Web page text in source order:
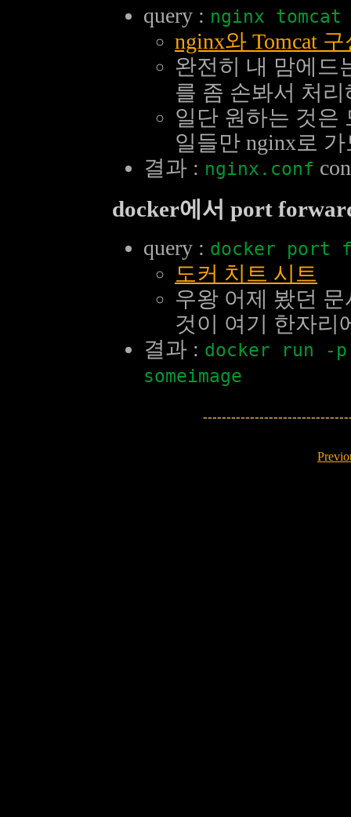
query : nginx tomcat
nginx와 Tomcat 구
완전히 내 맘에드
를 좀 손봐서 처
일단 원하는 것은
일들만 nginx로
결과 : nginx.conf
docker에서 port
query : docker port
도커 치트 시트
우왕 어제 봤던
것이 여기 한자리
결과 : docker run -p
someimage